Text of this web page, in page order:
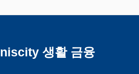
niscity 생활 금융